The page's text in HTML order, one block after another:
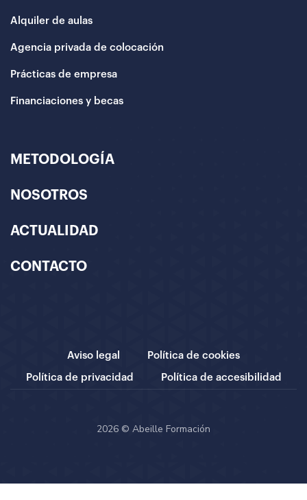
Alquiler de aulas
Agencia privada de colocación
Prácticas de empresa
Financiaciones y becas
METODOLOGÍA
NOSOTROS
ACTUALIDAD
CONTACTO
Aviso legal Política de cookies
Política de privacidad Política de accesibilidad
2026 © Abeille Formación